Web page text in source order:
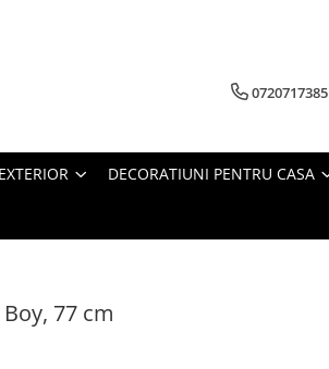
0720717385
DECORATIUNI PENTRU CASA
77 cm